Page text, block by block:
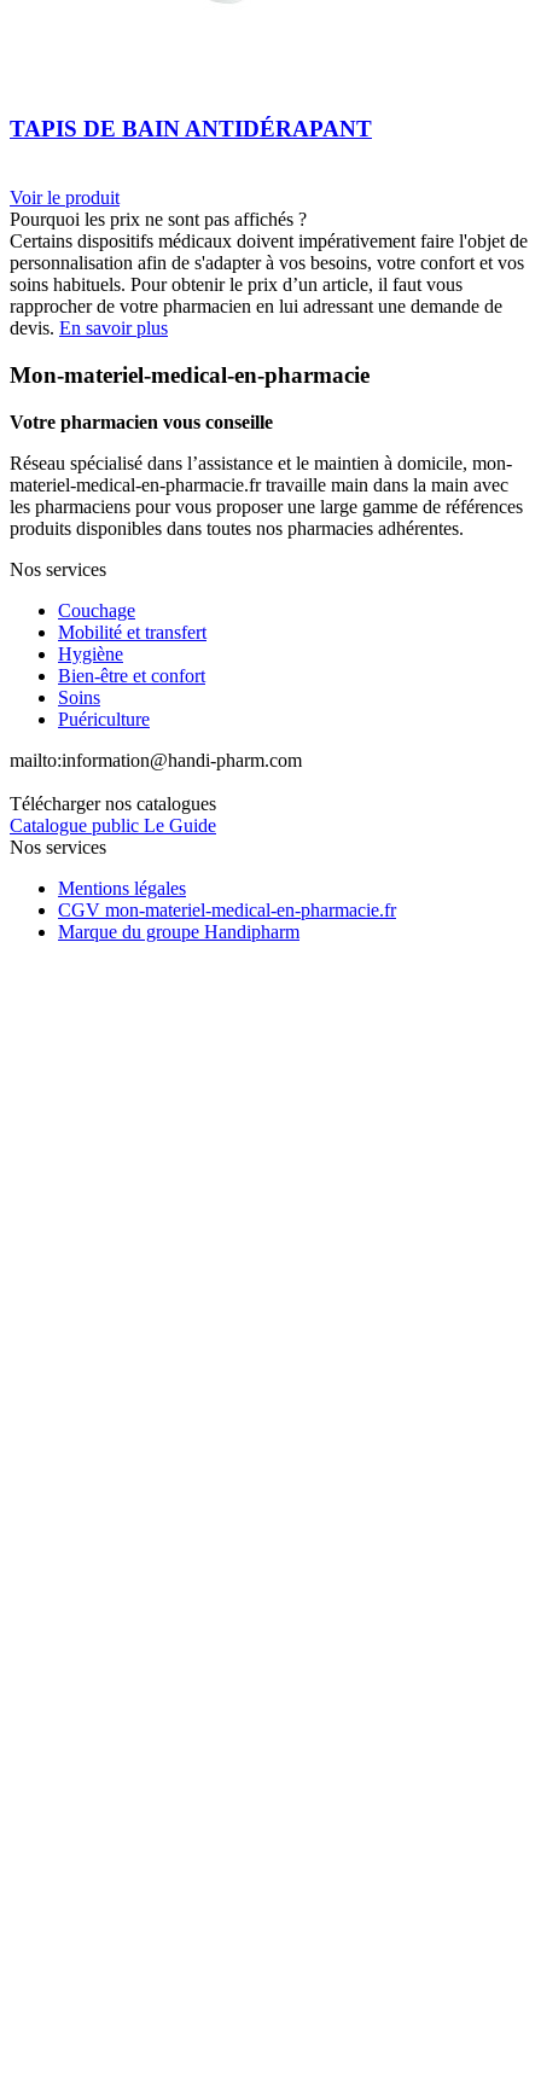
TAPIS DE BAIN ANTIDÉRAPANT
Voir le produit
Pourquoi les prix ne sont pas affichés ?
Certains dispositifs médicaux doivent impérativement faire l'objet de
personnalisation afin de s'adapter à vos besoins, votre confort et vos
soins habituels. Pour obtenir le prix d’un article, il faut vous
rapprocher de votre pharmacien en lui adressant une demande de
devis. En savoir plus
Mon-materiel-medical-en-pharmacie
Votre pharmacien vous conseille
Réseau spécialisé dans l’assistance et le maintien à domicile, mon-
materiel-medical-en-pharmacie.fr travaille main dans la main avec
les pharmaciens pour vous proposer une large gamme de références
produits disponibles dans toutes nos pharmacies adhérentes.
Nos services
Couchage
Mobilité et transfert
Hygiène
Bien-être et confort
Soins
Puériculture
mailto:information@handi-pharm.com
Télécharger nos catalogues
Catalogue public Le Guide
Nos services
Mentions légales
CGV mon-materiel-medical-en-pharmacie.fr
Marque du groupe Handipharm